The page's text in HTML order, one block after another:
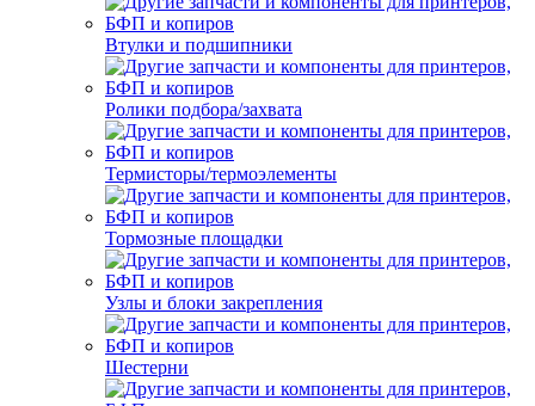
Втулки и подшипники
Ролики подбора/захвата
Термисторы/термоэлементы
Тормозные площадки
Узлы и блоки закрепления
Шестерни